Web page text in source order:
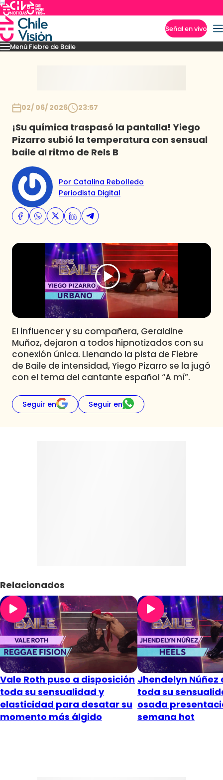
Señal en vivo
Menú Fiebre de Baile
Mejores MomentosPresentacionesEl VAR-After del baile
02/ 06/ 2026 23:57
¡Su química traspasó la pantalla! Yiego
Pizarro subió la temperatura con sensual
baile al ritmo de Rels B
Por Catalina Rebolledo
Periodista Digital
El influencer y su compañera, Geraldine
Muñoz, dejaron a todos hipnotizados con su
conexión única. Llenando la pista de Fiebre
de Baile de intensidad, Yiego Pizarro se la jugó
con el tema del cantante español “A mí”.
Seguir en Seguir en
Relacionados
Vale Roth puso a disposición
toda su sensualidad y
elasticidad para desatar su
momento más álgido
Jhendelyn Núñez
toda su
osada
semana hot
Imperdibles
Club De La Comedia
Contigo en Directo
Plan Perfecto
El Tiempo
Sabingo
Todos Los Programas